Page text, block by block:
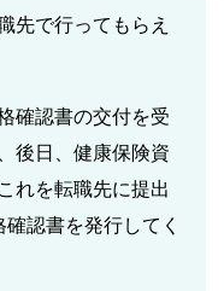
先で行ってもらえ
確認書の交付を受
後日、健康保険資
れを転職先に提出
認書を発行してく